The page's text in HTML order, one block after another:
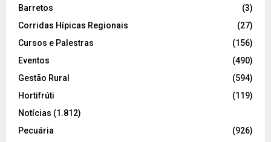
Barretos
(3)
Corridas Hípicas Regionais
(27)
Cursos e Palestras
(156)
Eventos
(490)
Gestão Rural
(594)
Hortifrúti
(119)
Notícias (1.812)
Pecuária
(926)